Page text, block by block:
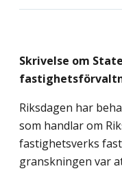
Skrivelse om
Riksdagen har
som handlar om
fastighetsverks
granskningen var